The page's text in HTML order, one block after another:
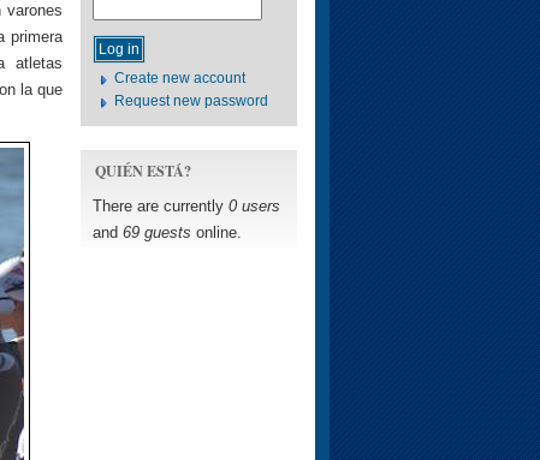
varones
primera
atletas
la que
Create new account
Request new password
QUIÉN ESTÁ?
There are currently 0 users
and 69 guests online.